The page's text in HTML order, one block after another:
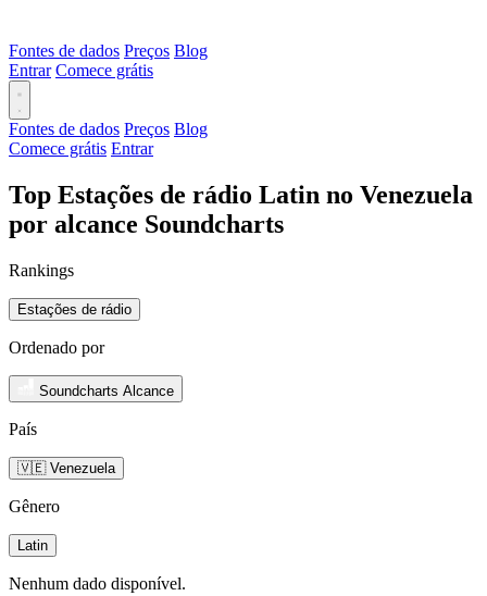
Fontes de dados Preços Blog
Entrar Comece grátis
Fontes de dados Preços Blog
Comece grátis Entrar
Top Estações de rádio Latin no Venezuela
por alcance Soundcharts
Rankings
Estações de rádio
Ordenado por
Soundcharts Alcance
País
🇻🇪 Venezuela
Gênero
Latin
Nenhum dado disponível.